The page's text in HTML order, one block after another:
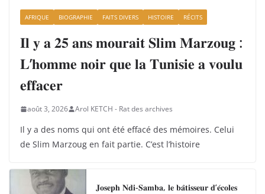
AFRIQUE BIOGRAPHIE FAITS DIVERS HISTOIRE RÉCITS
𝐈𝐥 𝐲 𝐚 𝟐𝟓 𝐚𝐧𝐬 𝐦𝐨𝐮𝐫𝐚𝐢𝐭 𝐒𝐥𝐢𝐦 𝐌𝐚𝐫𝐳𝐨𝐮𝐠 :
𝐋’𝐡𝐨𝐦𝐦𝐞 𝐧𝐨𝐢𝐫 𝐪𝐮𝐞 𝐥𝐚 𝐓𝐮𝐧𝐢𝐬𝐢𝐞 𝐚 𝐯𝐨𝐮𝐥𝐮
𝐞𝐟𝐟𝐚𝐜𝐞𝐫
août 3, 2026 Arol KETCH - Rat des archives
Il y a des noms qui ont été effacé des mémoires. Celui
de Slim Marzoug en fait partie. C’est l’histoire
𝐉𝐨𝐬𝐞𝐩𝐡 𝐍𝐝𝐢-𝐒𝐚𝐦𝐛𝐚, 𝐥𝐞 𝐛𝐚̂𝐭𝐢𝐬𝐬𝐞𝐮𝐫 𝐝’𝐞́𝐜𝐨𝐥𝐞𝐬